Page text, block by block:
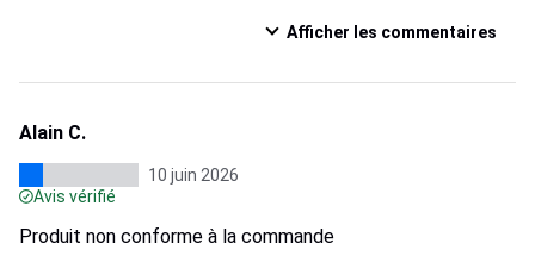
Afficher les commentaires
Alain C.
10 juin 2026
Avis vérifié
Produit non conforme à la commande